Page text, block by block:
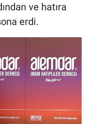
ve hatıra
erdi.